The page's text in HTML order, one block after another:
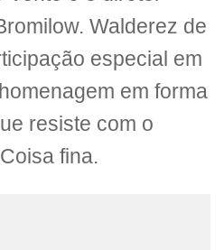
Walderez de
especial em
em forma
resiste com o
fina.